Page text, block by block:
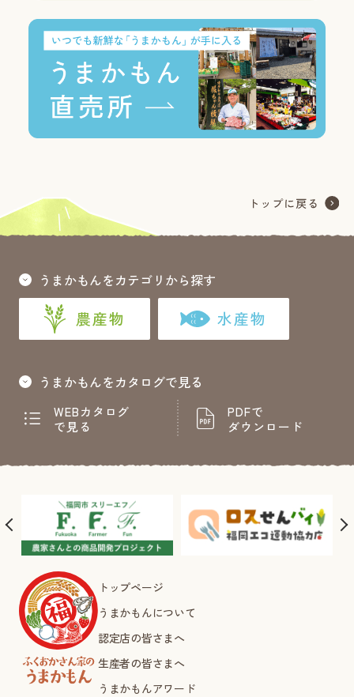
うまかもんをカテゴリから探す
農産物 水産物
うまかもんをカタログで見る
WEBカタログ
で見る
PDFで
ダウンロード
トップページ
うまかもんについて
認定店の皆さまへ
生産者の皆さまへ
うまかもんアワード